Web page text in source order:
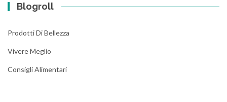
Blogroll
Prodotti Di Bellezza
Vivere Meglio
Consigli Alimentari